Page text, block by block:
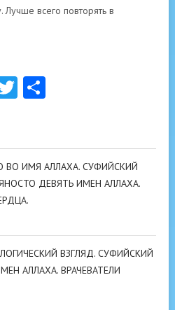
Лучше всего повторять в
Twitter
ВО ИМЯ АЛЛАХА. СУФИЙСКИЙ
ДЕВЯТЬ ИМЕН АЛЛАХА.
ВЗГЛЯД. СУФИЙСКИЙ
АЛЛАХА. ВРАЧЕВАТЕЛИ